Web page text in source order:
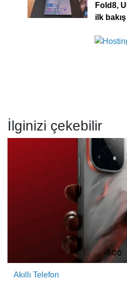
Fold8,
ilk bakış
İlginizi çekebilir
Akıllı Telefon